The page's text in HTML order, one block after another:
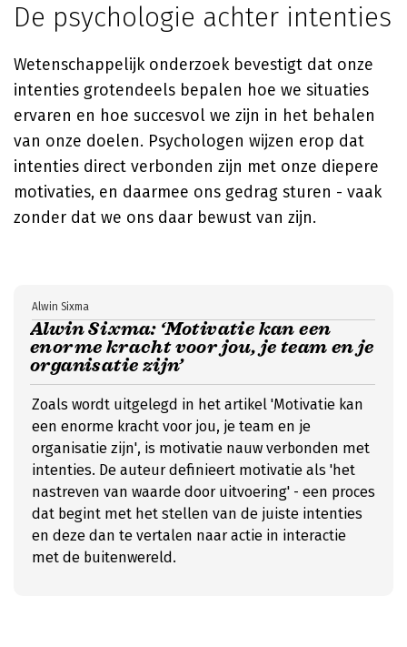
De psychologie achter intenties
Wetenschappelijk onderzoek bevestigt dat onze
intenties grotendeels bepalen hoe we situaties
ervaren en hoe succesvol we zijn in het behalen
van onze doelen. Psychologen wijzen erop dat
intenties direct verbonden zijn met onze diepere
motivaties, en daarmee ons gedrag sturen - vaak
zonder dat we ons daar bewust van zijn.
Alwin Sixma: ‘Motivatie kan een
enorme kracht voor jou, je team en je
organisatie zijn’
Alwin Sixma
Zoals wordt uitgelegd in het artikel 'Motivatie kan
een enorme kracht voor jou, je team en je
organisatie zijn', is motivatie nauw verbonden met
intenties. De auteur definieert motivatie als 'het
nastreven van waarde door uitvoering' - een proces
dat begint met het stellen van de juiste intenties
en deze dan te vertalen naar actie in interactie
met de buitenwereld.